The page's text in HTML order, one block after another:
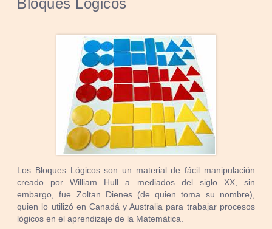
Los Bloques Lógicos son un material de fácil manipulación
creado por William Hull a mediados del siglo XX, sin
embargo, fue Zoltan Dienes (de quien toma su nombre),
quien lo utilizó en Canadá y Australia para trabajar procesos
lógicos en el aprendizaje de la Matemática.